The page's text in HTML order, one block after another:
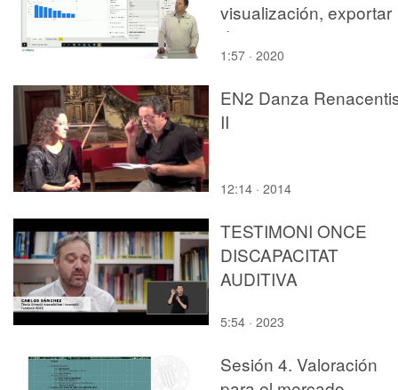
visualización, exportar
datos
1:57 · 2020
EN2 Danza
II
12:14 · 2014
TESTIMONI ONCE
DISCAPACITAT
AUDITIVA
5:54 · 2023
Sesión 4. Valoración